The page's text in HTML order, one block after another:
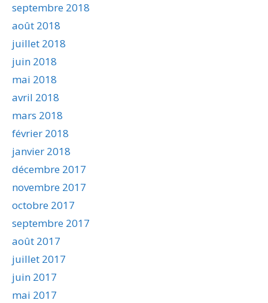
septembre 2018
août 2018
juillet 2018
juin 2018
mai 2018
avril 2018
mars 2018
février 2018
janvier 2018
décembre 2017
novembre 2017
octobre 2017
septembre 2017
août 2017
juillet 2017
juin 2017
mai 2017